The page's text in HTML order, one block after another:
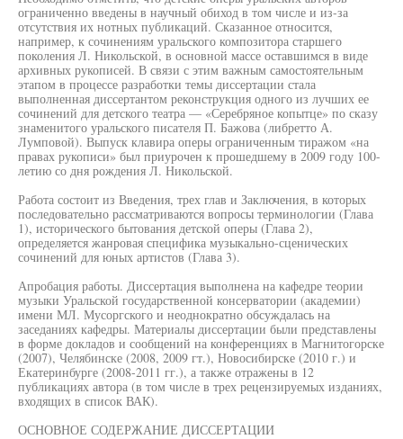
ограниченно введены в научный обиход в том числе и из-за
отсутствия их нотных публикаций. Сказанное относится,
например, к сочинениям уральского композитора старшего
поколения Л. Никольской, в основной массе оставшимся в виде
архивных рукописей. В связи с этим важным самостоятельным
этапом в процессе разработки темы диссертации стала
выполненная диссертантом реконструкция одного из лучших ее
сочинений для детского театра — «Серебряное копытце» по сказу
знаменитого уральского писателя П. Бажова (либретто А.
Лумповой). Выпуск клавира оперы ограниченным тиражом «на
правах рукописи» был приурочен к прошедшему в 2009 году 100-
летию со дня рождения Л. Никольской.
Работа состоит из Введения, трех глав и Заключения, в которых
последовательно рассматриваются вопросы терминологии (Глава
1), исторического бытования детской оперы (Глава 2),
определяется жанровая специфика музыкально-сценических
сочинений для юных артистов (Глава 3).
Апробация работы. Диссертация выполнена на кафедре теории
музыки Уральской государственной консерватории (академии)
имени МЛ. Мусоргского и неоднократно обсуждалась на
заседаниях кафедры. Материалы диссертации были представлены
в форме докладов и сообщений на конференциях в Магнитогорске
(2007), Челябинске (2008, 2009 гт.), Новосибирске (2010 г.) и
Екатеринбурге (2008-2011 гг.), а также отражены в 12
публикациях автора (в том числе в трех рецензируемых изданиях,
входящих в список ВАК).
ОСНОВНОЕ СОДЕРЖАНИЕ ДИССЕРТАЦИИ